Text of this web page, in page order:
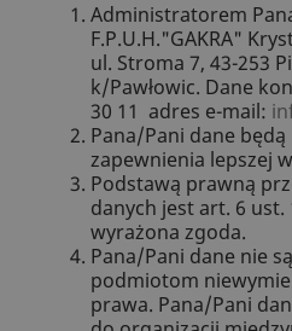
Administratorem
F.P.U.H."GAKRA"
ul. Stroma 7, 43-253
k/Pawłowic. Dane
30 11 adres e-mail:
Pana/Pani dane
zapewnienia lepszej
Podstawą prawną
danych jest art. 6 ust.
wyrażona zgoda.
Pana/Pani dane nie
podmiotom
prawa. Pana/Pani